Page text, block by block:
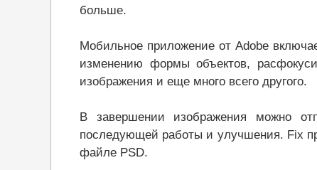
больше.
Мобильное приложение от Adobe
изменению формы объектов,
изображения и еще много всего другого.
В завершении изображения можно
последующей работы и улучшения. Fix
файле PSD.